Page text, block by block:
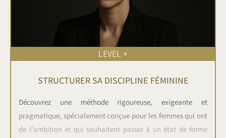
LEVEL +
STRUCTURER SA DISCIPLINE FÉMININE
Découvrez une méthode rigoureuse, exigeante et
pragmatique, spécialement conçue pour les femmes qui ont
de l'ambition et qui souhaitent passer à un état de forme